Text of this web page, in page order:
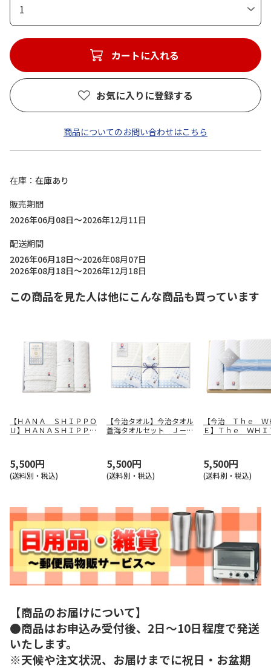
1
カートに入れる
お気に入りに登録する
商品についてのお問い合わせはこちら
在庫
在庫あり
販売期間
2026年06月08日～2026年12月11日
配送期間
2026年06月18日～2026年08月07日
2026年08月18日～2026年12月18日
この商品を見た人は他にこんな商品も買っています
【ＨＡＮＡ ＳＨＩＰＰＯ
Ｕ】ＨＡＮＡＳＨＩＰＰＯ
5,500円
(送料別・税込)
【今治タオル】今治タオル
蒼海タオルセット Ｊ－４
5,500円
(送料別・税込)
【今治 Ｔｈｅ Ｗ
Ｅ】Ｔｈｅ ＷＨ
5,500円
(送料別・税込)
【商品のお届けについて】
●商品はお申込み受付後、2日～10日程度で発送
いたします。
※天候や注文状況、お届けまでに祝日・お盆期